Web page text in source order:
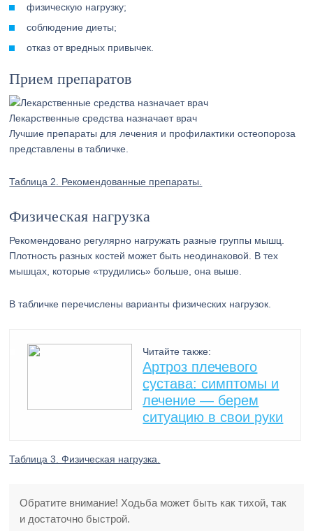
физическую нагрузку;
соблюдение диеты;
отказ от вредных привычек.
Прием препаратов
Лекарственные средства назначает врач
Лучшие препараты для лечения и профилактики остеопороза
представлены в табличке.
Таблица 2. Рекомендованные препараты.
Физическая нагрузка
Рекомендовано регулярно нагружать разные группы мышц.
Плотность разных костей может быть неодинаковой. В тех
мышцах, которые «трудились» больше, она выше.
В табличке перечислены варианты физических нагрузок.
Читайте также:
Артроз плечевого
сустава: симптомы и
лечение — берем
ситуацию в свои руки
Таблица 3. Физическая нагрузка.
Обратите внимание! Ходьба может быть как тихой, так
и достаточно быстрой.